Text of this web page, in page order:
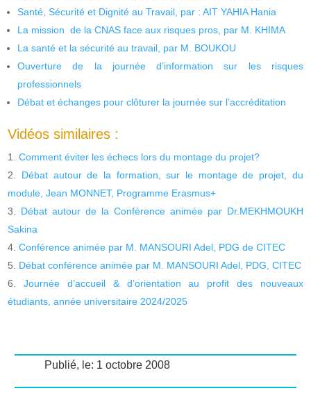
Santé, Sécurité et Dignité au Travail, par : AIT YAHIA Hania
La mission de la CNAS face aux risques pros, par M. KHIMA
La santé et la sécurité au travail, par M. BOUKOU
Ouverture de la journée d’information sur les risques
professionnels
Débat et échanges pour clôturer la journée sur l’accréditation
Vidéos similaires :
Comment éviter les échecs lors du montage du projet?
Débat autour de la formation, sur le montage de projet, du
module, Jean MONNET, Programme Erasmus+
Débat autour de la Conférence animée par Dr.MEKHMOUKH
Sakina
Conférence animée par M. MANSOURI Adel, PDG de CITEC
Débat conférence animée par M. MANSOURI Adel, PDG, CITEC
Journée d’accueil & d’orientation au profit des nouveaux
étudiants, année universitaire 2024/2025
Publié, le: 1 octobre 2008